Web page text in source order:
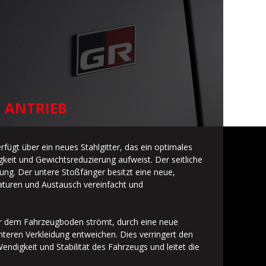
ANTRIEB
über ein neues Stahlgitter, das ein optimales
und Gewichtsreduzierung aufweist. Der seitliche
Der untere Stoßfänger besitzt eine neue,
und Austausch vereinfacht und
Fahrzeugboden strömt, durch eine neue
Verkleidung entweichen. Dies verringert den
und Stabilität des Fahrzeugs und leitet die